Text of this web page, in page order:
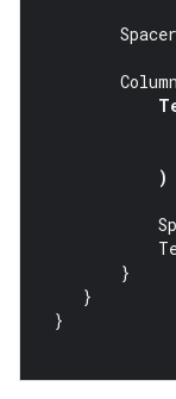
Spacer
Column
)
}
}
}